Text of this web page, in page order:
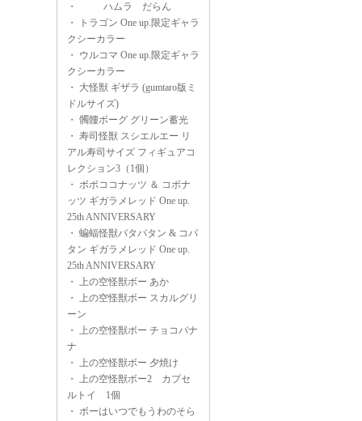
・
ハムラ だらん
・
トラゴン One up.限定ギャラ
クシーカラー
・ ウルコマ One up.限定ギャラ
クシーカラー
・ 大怪獣 ギザラ (gumtaro版ミ
ドルサイズ)
・ 髑髏ボーグ グリーン蓄光
・ 寿司怪獣 スシエルエー リ
アル寿司サイズ フィギュアコ
レクション3（1個）
・ ボボココナッツ ＆ コボナ
ッツ ギガラメレッド One up.
25th ANNIVERSARY
・ 蝙蝠怪獣パタパタン & コパ
タン ギガラメレッド One up.
25th ANNIVERSARY
・ 上の空怪獣ボー あか
・ 上の空怪獣ボー スカルグリ
ーン
・ 上の空怪獣ボー チョコバナ
ナ
・ 上の空怪獣ボー 夕焼け
・ 上の空怪獣ボー2 カプセ
ルトイ 1個
・ ボーはいつでもうわのそら